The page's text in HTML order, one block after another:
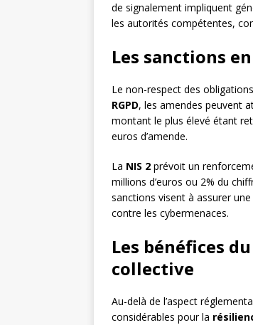
de signalement impliquent
les autorités compétentes,
Les sanctions
Le non-respect des
RGPD, les amendes peuvent
montant le plus élevé étant
euros d’amende.
La NIS 2 prévoit un
millions d’euros ou 2% du
sanctions visent à assurer
contre les cybermenaces.
Les bénéfices
collective
Au-delà de l’aspect
considérables pour la